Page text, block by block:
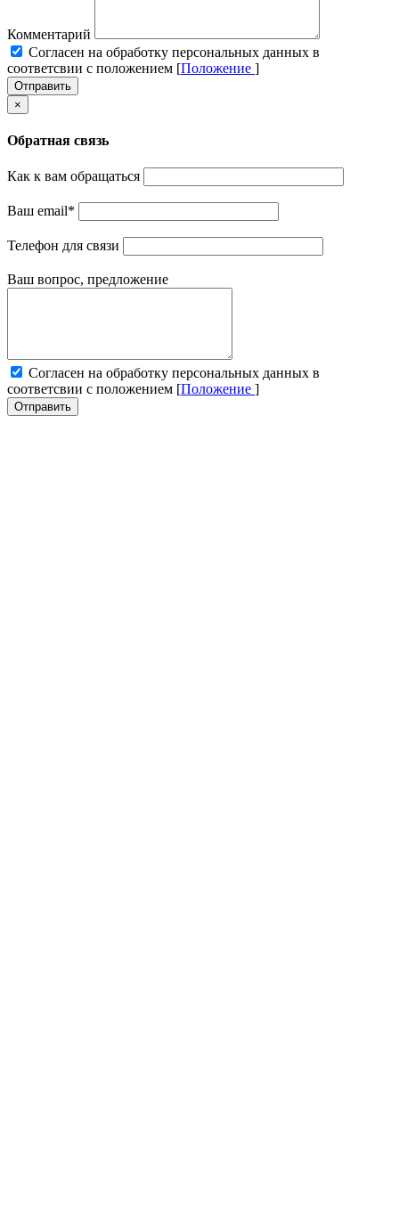
Комментарий
Cогласен на обработку персональных данных в
соответсвии с положением [Положение ]
Отправить
×
Обратная связь
Как к вам обращаться
Ваш email*
Телефон для связи
Ваш вопрос, предложение
Cогласен на обработку персональных данных в
соответсвии с положением [Положение ]
Отправить